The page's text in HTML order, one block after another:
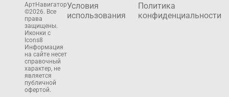
АртНавигатор
©2026. Все
права
защищены.
Иконки с
Icons8
Информация
на сайте несет
справочный
характер, не
является
публичной
офертой.
Условия
использования
Политика
конфиденциальности